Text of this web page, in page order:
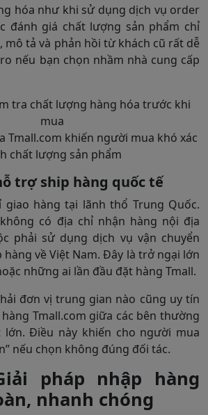
hóa như khi sử dụng dịch vụ order
đánh giá chất lượng sản phẩm chỉ
mô tả và phản hồi từ khách cũ rất dễ
nếu bạn chọn nhầm nhà cung cấp
Tmall.com khiến người mua khó xác
chất lượng sản phẩm
trợ ship hàng quốc tế
giao hàng tại lãnh thổ Trung Quốc.
có địa chỉ nhận hàng nội địa
phải sử dụng dịch vụ vận chuyển
về Việt Nam. Đây là trở ngại lớn
những ai lần đầu đặt hàng Tmall.
đơn vị trung gian nào cũng uy tín
Tmall.com giữa các bên thường
lớn. Điều này khiến cho người mua
nếu chọn không đúng đối tác.
pháp nhập hàng
nhanh chóng